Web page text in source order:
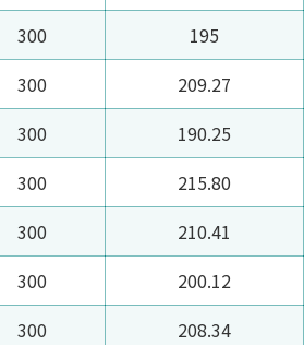
300 195
300 209.27
300 190.25
300 215.80
300 210.41
300 200.12
300 208.34